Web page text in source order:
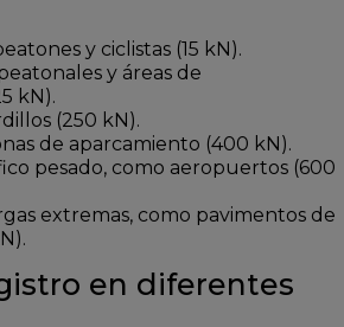
y ciclistas (15 kN).
y áreas de
kN).
(250 kN).
de aparcamiento (400 kN).
pesado, como aeropuertos (600
extremas, como pavimentos de
en diferentes